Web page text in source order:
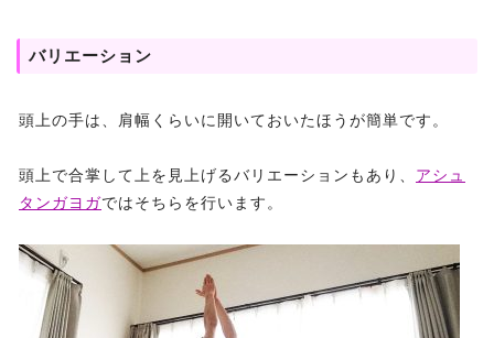
バリエーション
頭上の手は、肩幅くらいに開いておいたほうが簡単です。
頭上で合掌して上を見上げるバリエーションもあり、 アシュ
タンガヨガではそちらを行います。